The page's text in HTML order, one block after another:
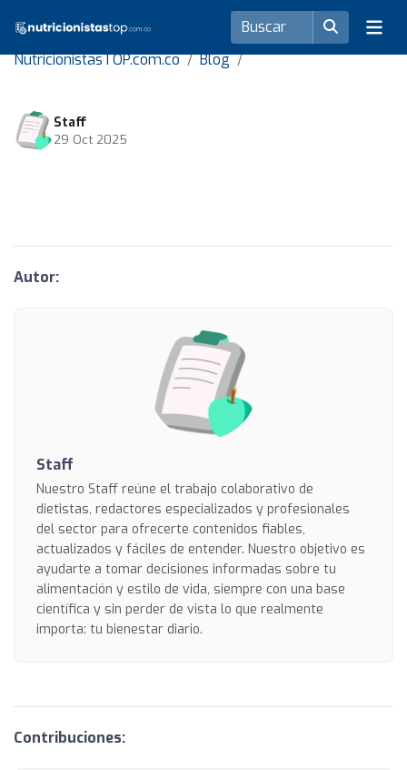
NutricionistasTOP.com.co Blog
Staff
29 Oct 2025
Autor:
Staff
Nuestro Staff reúne el trabajo colaborativo de
dietistas, redactores especializados y profesionales
del sector para ofrecerte contenidos fiables,
actualizados y fáciles de entender. Nuestro objetivo es
ayudarte a tomar decisiones informadas sobre tu
alimentación y estilo de vida, siempre con una base
científica y sin perder de vista lo que realmente
importa: tu bienestar diario.
Contribuciones: